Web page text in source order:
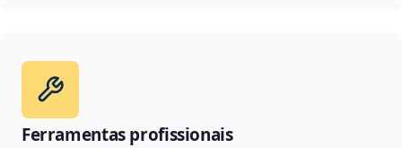
Ferramentas profissionais